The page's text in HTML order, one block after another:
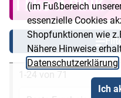
(im Fußbereich
essenzielle Cookies
Shopfunktionen wie
Nähere Hinweise
Datenschutzerklärung
Ich
1-24 von 71